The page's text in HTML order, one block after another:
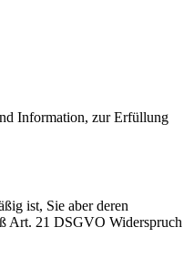
Information, zur Erfüllung
ist, Sie aber deren
Art. 21 DSGVO Widerspruch